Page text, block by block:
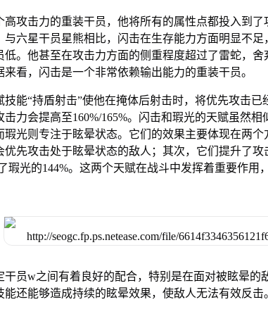
高攻击力的重装干员，他将所有的属性点都投入到
与六星干员星熊相比，闪击在生存能力方面明显不
低。他甚至在攻击力方面的侧重程度超过了雷蛇，舍
来看，闪击是一个非常依赖输出能力的重装干员。
技能“持盾射击”使他在掩体后射击时，将优先攻击
击力会提高至160%/165%。闪击和瑕光的天赋虽然
瑕光则专注于眩晕状态。它们的效果主要体现在两
优先攻击处于眩晕状态的敌人；其次，它们提升了
瑕光的144%。这两个天赋在战斗中发挥着重要作用
干员w之间有着良好的配合，特别是在面对被眩晕的
还能够造成持续的眩晕效果，使敌人无法有效反击